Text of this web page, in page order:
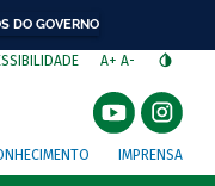
DO GOVERNO
A+ A-
IMPRENSA